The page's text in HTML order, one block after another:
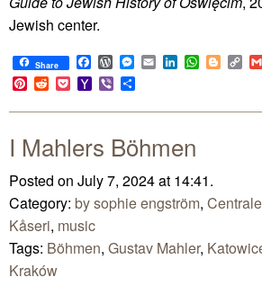
Jewish center.
Share Facebook
WordPress
Messenger
EmailLinkedIn
Pinterest
RedditPocketYahoo
Mail
Viber
I Mahlers Böhmen
Posted on July 7, 2024 at 14:41.
Category: by sophie engström,
Kåseri, music
Tags: Böhmen, Gustav Mahler,
Kraków